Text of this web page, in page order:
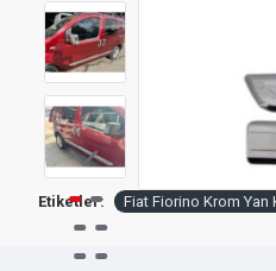
Etiketler: Fiat Fiorino Krom Yan